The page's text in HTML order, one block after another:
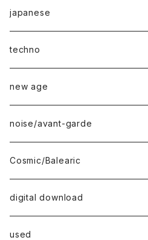
japanese
techno
new age
noise/avant-garde
Cosmic/Balearic
digital download
used